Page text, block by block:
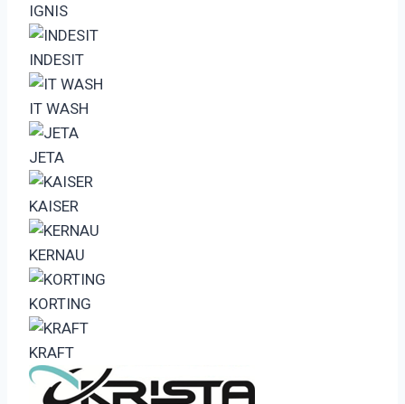
IGNIS
INDESIT
IT WASH
JETA
KAISER
KERNAU
KORTING
KRAFT